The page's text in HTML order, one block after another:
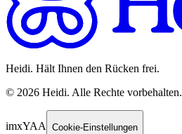
Heidi. Hält Ihnen den Rücken frei.
© 2026 Heidi. Alle Rechte vorbehalten.
imxYAA Cookie-Einstellungen